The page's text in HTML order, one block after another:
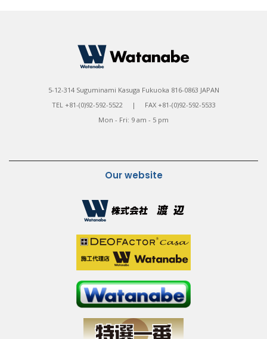
5-12-314 Suguminami Kasuga Fukuoka 816-0863 JAPAN
TEL +81-(0)92-592-5522 | FAX +81-(0)92-592-5533
Mon - Fri: 9 am - 5 pm
Our website